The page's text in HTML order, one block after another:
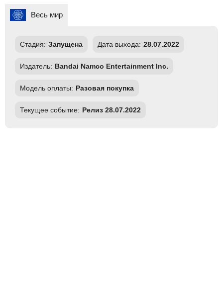
Весь мир
Стадия: Запущена Дата выхода: 28.07.2022
Издатель: Bandai Namco Entertainment Inc.
Модель оплаты: Разовая покупка
Текущее событие: Релиз 28.07.2022